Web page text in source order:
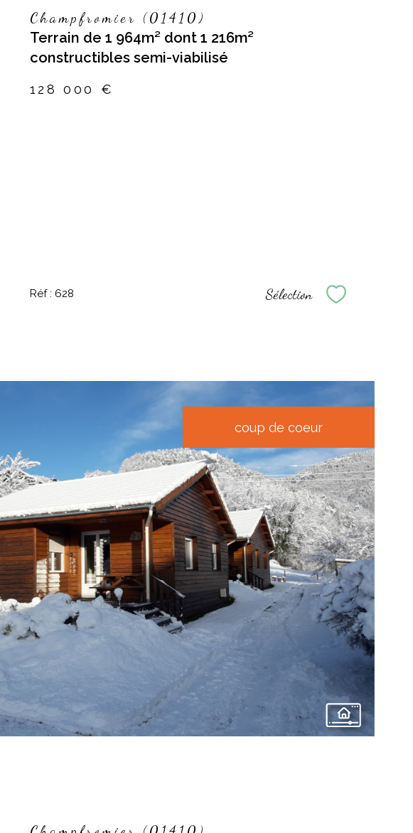
Champfromier (01410)
Terrain de 1 964m² dont 1 216m²
constructibles semi-viabilisé
128 000 €
Réf : 628 Sélection
coup de coeur
voir le
bien